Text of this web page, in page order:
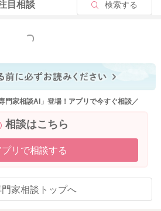
目相談 検索する
もっと見る
門家相談AI」登場！アプリで今すぐ相談／
相談はこちら
プリで相談する
家相談トップへ